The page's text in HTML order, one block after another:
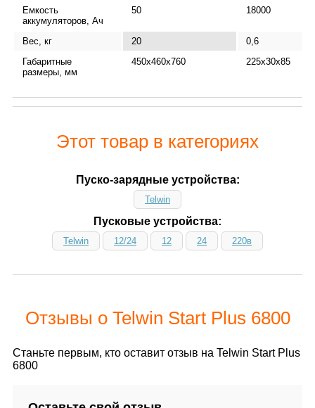
Емкость
аккумуляторов, Ач
50 18000
Вес, кг 20
0,6
Габаритные
размеры, мм
450x460x760 225х30х85
Этот товар в категориях
Пуско-зарядные устройства:
Telwin
Пусковые устройства:
Telwin 12/24 12 24 220в
Отзывы о Telwin Start Plus 6800
Станьте первым, кто оставит отзыв на Telwin Start Plus
6800